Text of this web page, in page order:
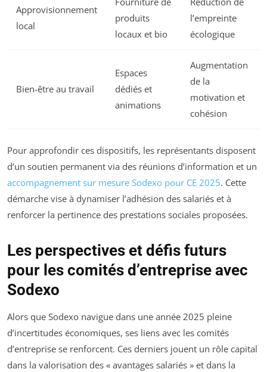
Approvisionnement
local
produits
locaux et bio
l’empreinte
écologique
Bien-être au travail
Espaces
dédiés et
animations
Augmentation
de la
motivation et
cohésion
Pour approfondir ces dispositifs, les représentants disposent
d’un soutien permanent via des réunions d’information et un
accompagnement sur mesure Sodexo pour CE 2025. Cette
démarche vise à dynamiser l’adhésion des salariés et à
renforcer la pertinence des prestations sociales proposées.
Les perspectives et défis futurs
pour les comités d’entreprise avec
Sodexo
Alors que Sodexo navigue dans une année 2025 pleine
d’incertitudes économiques, ses liens avec les comités
d’entreprise se renforcent. Ces derniers jouent un rôle capital
dans la valorisation des « avantages salariés » et dans la